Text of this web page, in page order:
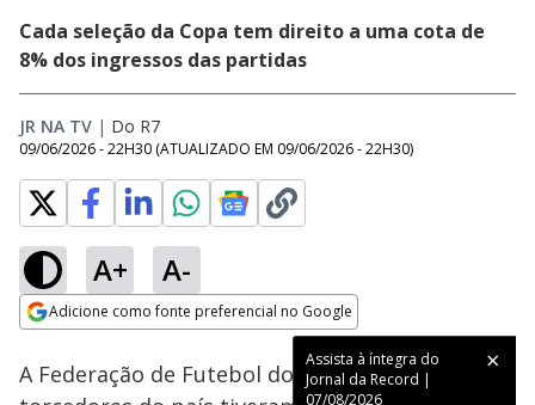
Cada seleção da Copa tem direito a uma cota de
8% dos ingressos das partidas
JR NA TV | Do R7
09/06/2026 - 22H30 (ATUALIZADO EM 09/06/2026 - 22H30)
A+ A-
Adicione como fonte preferencial no Google
Assista à íntegra do
Jornal da Record |
07/08/2026
Ativar
100.00%
A Federação de Futebol do Irã afirmou que os